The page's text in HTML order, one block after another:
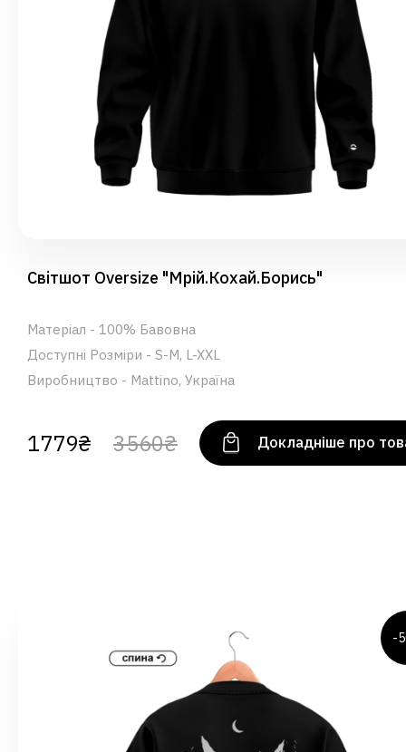
Світшот Oversize "Мрій.Кохай.Борись"
Матеріал - 100% Бавовна
Доступні Розміри - S-M, L-XXL
Виробництво - Mattino, Україна
1779₴ 3560₴ Докладніше про
-